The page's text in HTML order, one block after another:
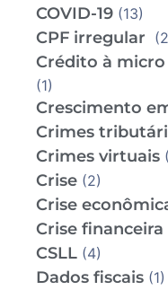
COVID-19 (13)
CPF irregular
Crédito à micro
(1)
Crescimento
Crimes
Crimes virtuais
Crise (2)
Crise
Crise financeira
CSLL (4)
Dados fiscais (1)